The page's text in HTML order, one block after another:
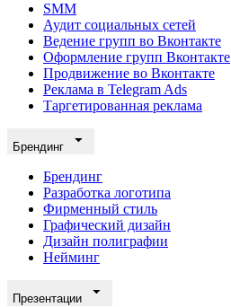
SMM
Аудит социальных сетей
Ведение групп во Вконтакте
Оформление групп Вконтакте
Продвижение во Вконтакте
Реклама в Telegram Ads
Таргетированная реклама
Брендинг
Брендинг
Разработка логотипа
Фирменный стиль
Графический дизайн
Дизайн полиграфии
Нейминг
Презентации